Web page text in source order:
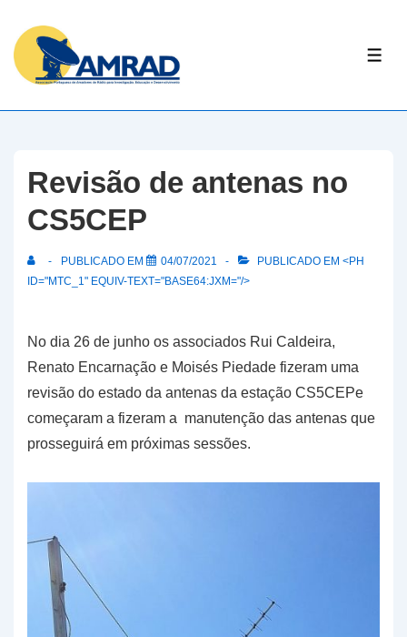
Skip
Content
Revisão de antenas no
CS5CEP
PUBLICADO EM 04/07/2021
PUBLICADO EM <PH
ID="MTC_1" EQUIV-TEXT="BASE64:JXM="/>
No dia 26 de junho os associados Rui Caldeira,
Renato Encarnação e Moisés Piedade fizeram uma
revisão do estado da antenas da estação CS5CEPe
começaram a fizeram a manutenção das antenas que
prosseguirá em próximas sessões.